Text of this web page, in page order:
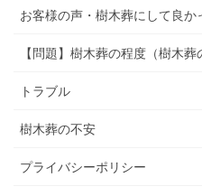
お客様の声・樹木葬にして良か
【問題】樹木葬の程度（樹木葬
トラブル
樹木葬の不安
プライバシーポリシー